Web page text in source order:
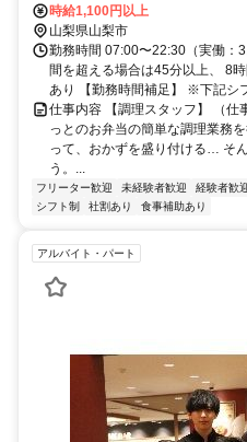
時給1,100円以上
山梨県山梨市
勤務時間 07:00〜22:30（実働
間を超える場合は45分以上、 8
あり 【勤務時間補足】 ※下記シ
仕事内容 【調理スタッフ】 （仕
っとのお弁当の簡単な調理業務
って、おかずを盛り付ける… そ
う。...
フリーター歓迎 未経験者歓迎 経験者歓
シフト制
社割あり 食事補助あり
アルバイト・パート